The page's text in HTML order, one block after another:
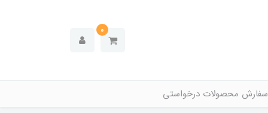
0
سفارش محصولات درخواستی